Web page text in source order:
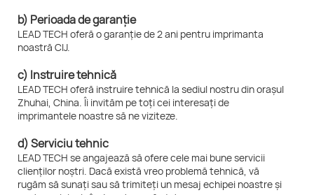
b) Perioada de garanție
LEAD TECH oferă o garanție de 2 ani pentru imprimanta
noastră CIJ.
c) Instruire tehnică
LEAD TECH oferă instruire tehnică la sediul nostru din orașul
Zhuhai, China. Îi invităm pe toți cei interesați de
imprimantele noastre să ne viziteze.
d) Serviciu tehnic
LEAD TECH se angajează să ofere cele mai bune servicii
clienților noștri. Dacă există vreo problemă tehnică, vă
rugăm să sunați sau să trimiteți un mesaj echipei noastre și